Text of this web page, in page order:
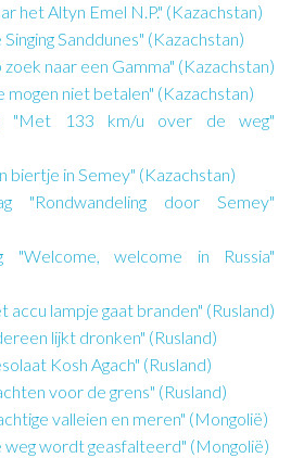
het Altyn Emel N.P." (Kazachstan)
Sanddunes" (Kazachstan)
naar een Gamma" (Kazachstan)
mogen niet betalen" (Kazachstan)
"Met 133 km/u over de weg"
biertje in Semey" (Kazachstan)
"Rondwandeling door Semey"
"Welcome, welcome in Russia"
accu lampje gaat branden" (Rusland)
lijkt dronken" (Rusland)
Kosh Agach" (Rusland)
voor de grens" (Rusland)
valleien en meren" (Mongolië)
weg wordt geasfalteerd" (Mongolië)